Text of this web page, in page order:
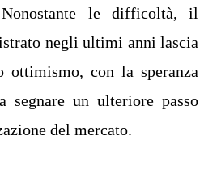
le difficoltà, il
negli ultimi anni lascia
ottimismo, con la speranza
segnare un ulteriore passo
del mercato.